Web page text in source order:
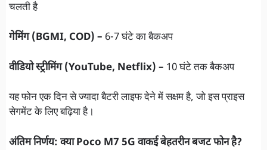
चलती है
गेमिंग (BGMI, COD) – 6-7 घंटे का बैकअप
वीडियो स्ट्रीमिंग (YouTube, Netflix) – 10 घंटे तक बैकअप
यह फोन एक दिन से ज्यादा बैटरी लाइफ देने में सक्षम है, जो इस प्राइस
सेगमेंट के लिए बढ़िया है।
अंतिम निर्णय: क्या Poco M7 5G वाकई बेहतरीन बजट फोन है?